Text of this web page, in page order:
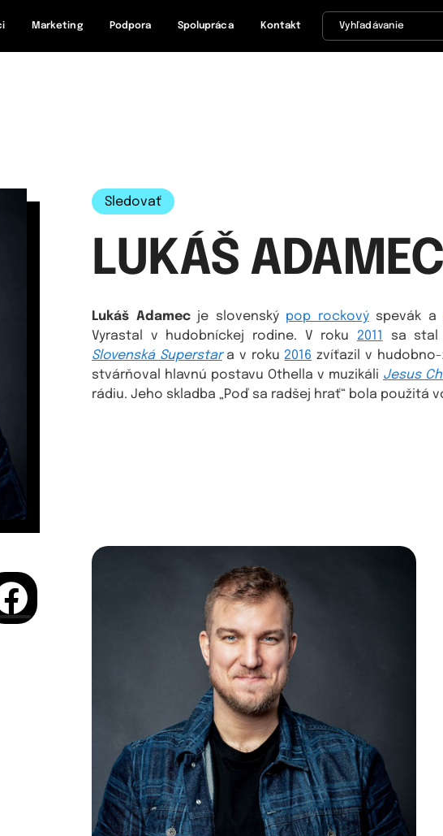
Marketing Podpora Spolupráca Kontakt
Sledovať
LUKÁŠ ADAMEC
Lukáš Adamecje slovenský pop rockovýspevák a
Vyrastal v hudobníckej rodine. V roku 2011 sa stal
Slovenská Superstara v roku 2016 zvíťazil v
stvárňoval hlavnú postavu Othella v muzikáli Jesus
rádiu. Jeho skladba „Poď sa radšej hrať“ bola použitá